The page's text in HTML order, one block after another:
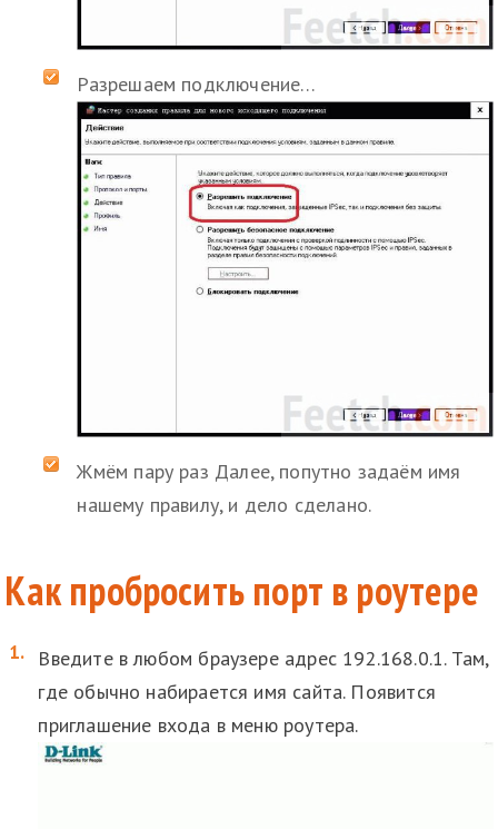
Разрешаем подключение…
Жмём пару раз Далее, попутно задаём имя
нашему правилу, и дело сделано.
Как пробросить порт в роутере
Введите в любом браузере адрес 192.168.0.1. Там,
где обычно набирается имя сайта. Появится
приглашение входа в меню роутера.